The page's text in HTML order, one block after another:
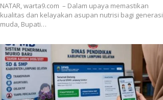
NATAR, warta9.com – Dalam upaya memastikan
kualitas dan kelayakan asupan nutrisi bagi generasi
muda, Bupati…